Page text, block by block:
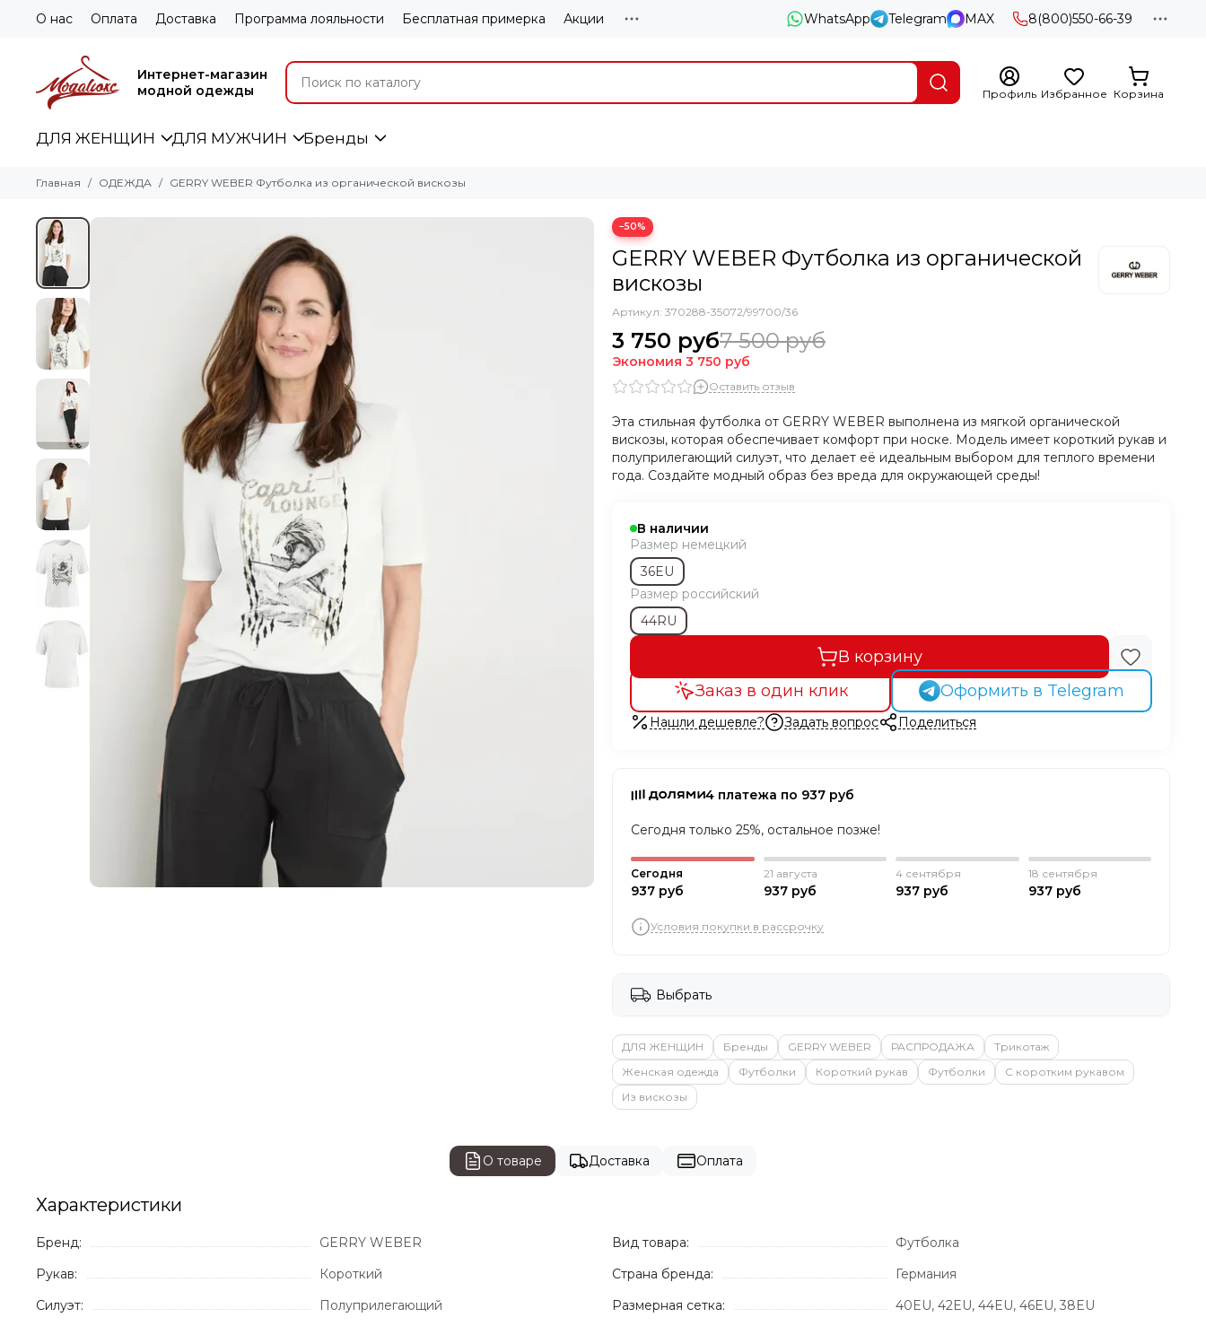
О нас Оплата Доставка Программа лояльности Бесплатная примерка Акции WhatsApp Telegram MAX 8(800)550-66-39
Интернет-магазин
модной одежды
Профиль Избранное Корзина
ДЛЯ ЖЕНЩИН ДЛЯ МУЖЧИН Бренды
Главная ОДЕЖДА GERRY WEBER Футболка из органической вискозы
−50%
GERRY WEBER Футболка из органической
вискозы
Артикул: 370288-35072/99700/36
3 750 руб7 500 руб
Экономия 3 750 руб
Оставить отзыв
Эта стильная футболка от GERRY WEBER выполнена из мягкой органической
вискозы, которая обеспечивает комфорт при носке. Модель имеет короткий рукав и
полуприлегающий силуэт, что делает её идеальным выбором для теплого времени
года. Создайте модный образ без вреда для окружающей среды!
В наличии
Размер немецкий
36EU
Размер российский
44RU
В корзину
Заказ в один клик
Оформить в Telegram
Нашли дешевле? Задать вопрос Поделиться
4 платежа по 937 руб
Сегодня только 25%, остальное позже!
Сегодня
937 руб
21 августа
937 руб
4 сентября
937 руб
18 сентября
937 руб
Условия покупки в рассрочку
Выбрать
ДЛЯ ЖЕНЩИН Бренды GERRY WEBER РАСПРОДАЖА
Трикотаж
Женская одежда
Футболки Короткий рукав Футболки
С коротким рукавом
Из вискозы
О товаре Доставка Оплата
Характеристики
Бренд:
GERRY WEBER
Рукав:
Короткий
Силуэт:
Полуприлегающий
Вид товара:
Футболка
Страна бренда:
Германия
Размерная сетка:
40EU, 42EU, 44EU, 46EU, 38EU